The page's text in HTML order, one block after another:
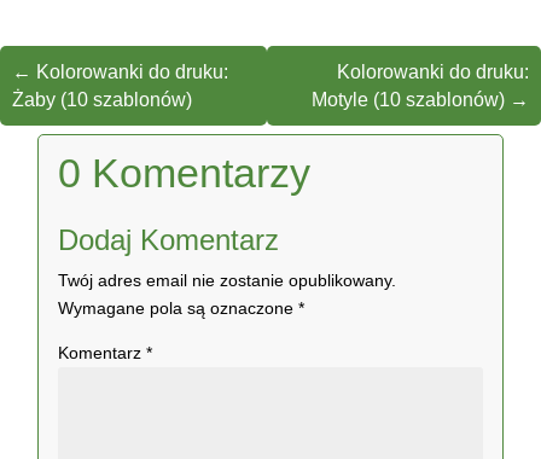
← Kolorowanki do druku:
Żaby (10 szablonów)
Kolorowanki do druku:
Motyle (10 szablonów) →
0 Komentarzy
Dodaj Komentarz
Twój adres email nie zostanie opublikowany.
Wymagane pola są oznaczone*
Komentarz*